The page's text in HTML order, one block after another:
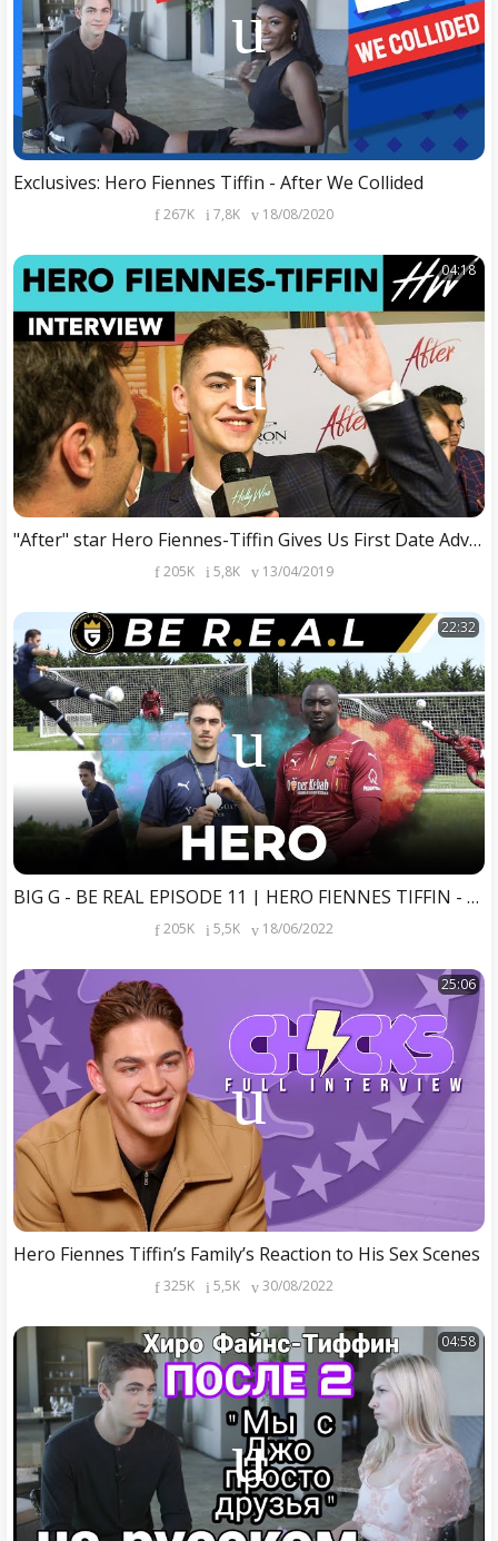
Exclusives: Hero Fiennes Tiffin - After We Collided
267K 7,8K 18/08/2020
04:18
"After" star Hero Fiennes-Tiffin Gives Us First Date Advice!! | Hollywire
205K 5,8K 13/04/2019
22:32
BIG G - BE REAL EPISODE 11 | HERO FIENNES TIFFIN - "It’s About Harnessing Your Fear"
205K 5,5K 18/06/2022
25:06
Hero Fiennes Tiffin’s Family’s Reaction to His Sex Scenes
325K 5,5K 30/08/2022
04:58